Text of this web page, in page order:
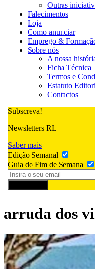
Outras
Falecimentos
Loja
Como anunciar
Emprego &
Sobre nós
A nossa
Ficha Técnica
Termos e
Estatuto
Contactos
Subscreva!
Newsletters RL
Saber mais
Edição Semanal
Guia do Fim de Semana
arruda dos